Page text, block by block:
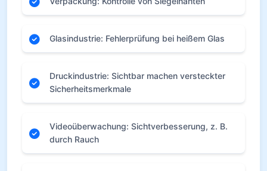
Glasindustrie: Fehlerprüfung bei heißem Glas
Druckindustrie: Sichtbar machen versteckter
Sicherheitsmerkmale
Videoüberwachung: Sichtverbesserung, z. B.
durch Rauch